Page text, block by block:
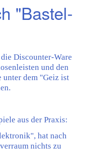
"Bastel-
Discounter-Ware
und den
unter dem "Geiz ist
aus der Praxis:
hat nach
nichts zu